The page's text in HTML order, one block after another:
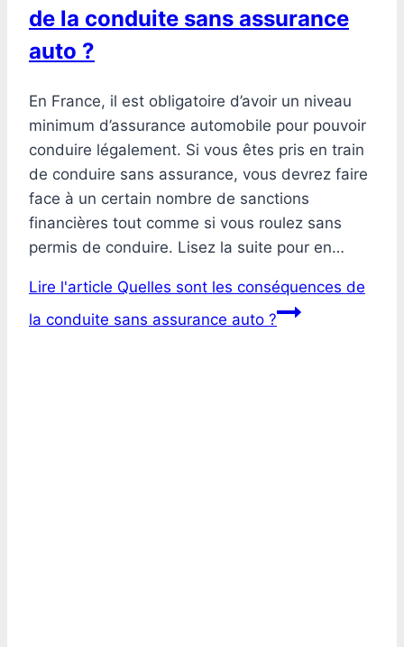
de la conduite sans assurance
auto ?
En France, il est obligatoire d’avoir un niveau
minimum d’assurance automobile pour pouvoir
conduire légalement. Si vous êtes pris en train
de conduire sans assurance, vous devrez faire
face à un certain nombre de sanctions
financières tout comme si vous roulez sans
permis de conduire. Lisez la suite pour en…
Lire l'article Quelles sont les conséquences de
la conduite sans assurance auto ?